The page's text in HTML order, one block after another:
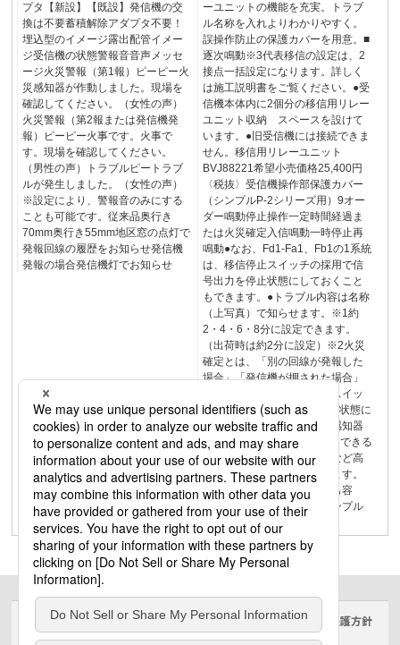
プタ【新設】【既設】発信機の交
換は不要蓄積解除アダプタ不要！
埋込型のイメージ露出配管イメー
ジ受信機の状態警報音音声メッセ
ージ火災警報（第1報）ピーピー火
災感知器が作動しました。現場を
確認してください。（女性の声）
火災警報（第2報または発信機発
報）ピーピー火事です。火事で
す。現場を確認してください。
（男性の声）トラブルピートラブ
ルが発生しました。（女性の声）
※設定により、警報音のみにする
ことも可能です。従来品奥行き
70mm奥行き55mm地区窓の点灯で
発報回線の履歴をお知らせ発信機
発報の場合発信機灯でお知らせ
ーユニットの機能を充実。トラブ
ル名称を入れよりわかりやすく。
誤操作防止の保護カバーを用意。■
逐次鳴動※3代表移信の設定は、2
接点一括設定になります。詳しく
は施工説明書をご覧ください。●受
信機本体内に2個分の移信用リレー
ユニット収納 スペースを設けて
います。●旧受信機には接続できま
せん。移信用リレーユニット
BVJ88221希望小売価格25,400円
〈税抜〉受信機操作部保護カバー
（シンプルP-2シリーズ用）9オー
ダー鳴動停止操作一定時間経過ま
たは火災確定入信鳴動一時停止再
鳴動●なお、Fd1-Fa1、Fb1の1系統
は、移信停止スイッチの採用で信
号出力を停止状態にしておくこと
もできます。●トラブル内容は名称
（上写真）で知らせます。※1約
2・4・6・8分に設定できます。
（出荷時は約2分に設定）※2火災
確定とは、「別の回線が発報した
場合」「発信機が押された場合」
をさします。注）移信停止スイッ
チを押してもFa2-Fc2は停止状態に
なりません。光電式分離型感知器
が標準接続（1セット/回線）できる
ため、ホールやアトリウムなど高
天井空間の火災警戒も行えます。
吹抜けのホールなどの警戒も容
易。光電式分離型感知器シンプル
P-2
サイトのご利用にあたって クッキーポリシー 個人情報保護方針